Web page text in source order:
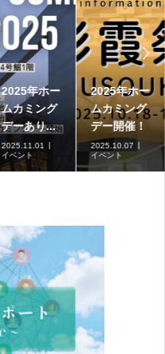
2025年ホー
ムカミング
デーあり...
2025.11.01
イベント
2025年ホー
ムカミング
デー開催！
2025.10.07
イベント
